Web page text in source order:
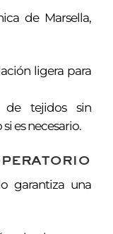
de Marsella,
ligera para
de tejidos sin
es necesario.
garantiza una